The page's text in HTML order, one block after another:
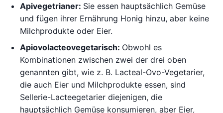
Apivegetrianer: Sie essen hauptsächlich Gemüse
und fügen ihrer Ernährung Honig hinzu, aber keine
Milchprodukte oder Eier.
Apiovolacteovegetarisch: Obwohl es
Kombinationen zwischen zwei der drei oben
genannten gibt, wie z. B. Lacteal-Ovo-Vegetarier,
die auch Eier und Milchprodukte essen, sind
Sellerie-Lacteegetarier diejenigen, die
hauptsächlich Gemüse konsumieren, aber Eier,